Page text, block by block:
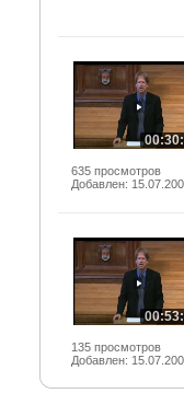
635 просмотров
Добавлен:
135 просмотров
Добавлен: